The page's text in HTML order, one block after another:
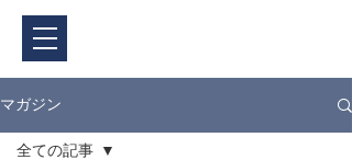
マガジン
全ての記事